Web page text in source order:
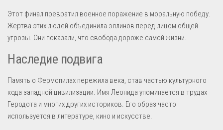
Этот финал превратил военное поражение в моральную победу.
Жертва этих людей объединила эллинов перед лицом общей
угрозы. Они показали, что свобода дороже самой жизни.
Наследие подвига
Память о Фермопилах пережила века, став частью культурного
кода западной цивилизации. Имя Леонида упоминается в трудах
Геродота и многих других историков. Его образ часто
используется в литературе, кино и искусстве.